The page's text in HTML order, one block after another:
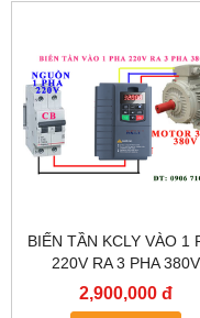
BIẾN TẦN KCLY VÀO 1
220V RA 3 PHA 380V
0.75KW, BIẾN TẦN
KOC600-R75GT3-B
2,900,000 đ